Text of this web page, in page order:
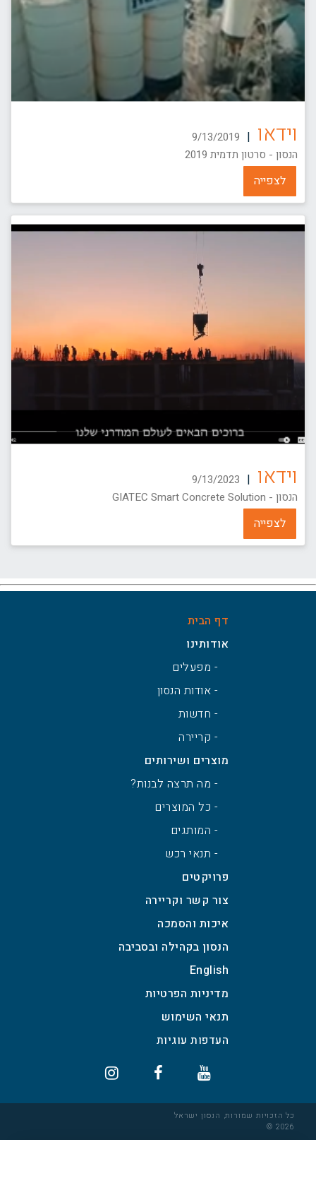
וידאו |
9/13/2019
הנסון - סרטון תדמית 2019
לצפייה
וידאו |
9/13/2023
הנסון - GIATEC Smart Concrete Solution
לצפייה
דף הבית
אודותינו
- מפעלים
- אודות הנסון
- חדשות
- קריירה
מוצרים ושירותים
- מה תרצה לבנות?
- כל המוצרים
- המותגים
- תנאי רכש
פרויקטים
צור קשר וקריירה
איכות והסמכה
הנסון בקהילה ובסביבה
English
מדיניות הפרטיות
תנאי השימוש
כל הזכויות שמורות, הנסון ישראל
2026 ©